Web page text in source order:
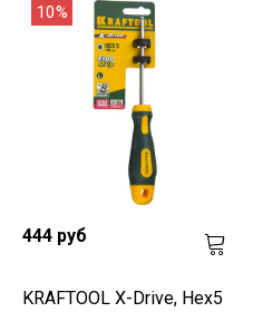
10%
444 руб
KRAFTOOL Х-Drive, Hex5